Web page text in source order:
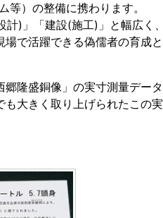
）の整備に携わります。
)」「建設(施工)」と幅広く
で活躍できる偽儒者の育成
隆盛銅像」の実寸測量デー
大きく取り上げられたこの